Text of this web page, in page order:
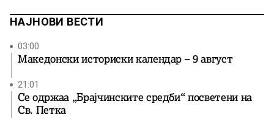
НАЈНОВИ ВЕСТИ
03:00
Македонски историски календар – 9 август
21:01
Се одржаа „Брајчинските средби“ посветени на
Св. Петка